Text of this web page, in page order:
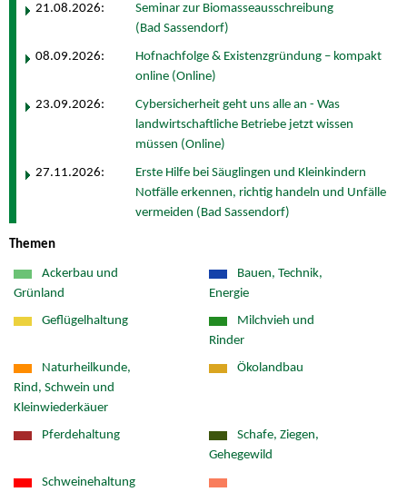
21.08.2026:
Seminar zur Biomasseausschreibung
(Bad Sassendorf)
08.09.2026:
Hofnachfolge & Existenzgründung – kompakt
online (Online)
23.09.2026:
Cybersicherheit geht uns alle an - Was
landwirtschaftliche Betriebe jetzt wissen
müssen (Online)
27.11.2026:
Erste Hilfe bei Säuglingen und Kleinkindern
Notfälle erkennen, richtig handeln und Unfälle
vermeiden (Bad Sassendorf)
Themen
Ackerbau und
Grünland
Bauen, Technik,
Energie
Geflügelhaltung
Milchvieh und
Rinder
Naturheilkunde,
Rind, Schwein und
Kleinwiederkäuer
Ökolandbau
Pferdehaltung
Schafe, Ziegen,
Gehegewild
Schweinehaltung